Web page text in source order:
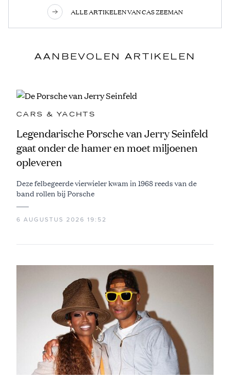
ALLE ARTIKELEN VAN CAS ZEEMAN
AANBEVOLEN ARTIKELEN
CARS & YACHTS
Legendarische Porsche van Jerry Seinfeld
gaat onder de hamer en moet miljoenen
opleveren
Deze felbegeerde vierwieler kwam in 1968 reeds van de
band rollen bij Porsche
6 AUGUSTUS 2026 19:52